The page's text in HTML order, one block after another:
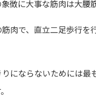
徴に大事な筋肉は大腰筋
肉で、直立二足歩行
にならないためには最